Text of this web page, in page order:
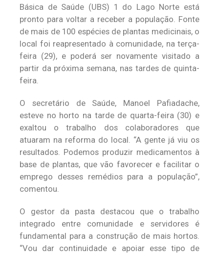
Básica de Saúde (UBS) 1 do Lago Norte está
pronto para voltar a receber a população. Fonte
de mais de 100 espécies de plantas medicinais, o
local foi reapresentado à comunidade, na terça-
feira (29), e poderá ser novamente visitado a
partir da próxima semana, nas tardes de quinta-
feira.
O secretário de Saúde, Manoel Pafiadache,
esteve no horto na tarde de quarta-feira (30) e
exaltou o trabalho dos colaboradores que
atuaram na reforma do local. “A gente já viu os
resultados. Podemos produzir medicamentos à
base de plantas, que vão favorecer e facilitar o
emprego desses remédios para a população”,
comentou.
O gestor da pasta destacou que o trabalho
integrado entre comunidade e servidores é
fundamental para a construção de mais hortos.
“Vou dar continuidade e apoiar esse tipo de